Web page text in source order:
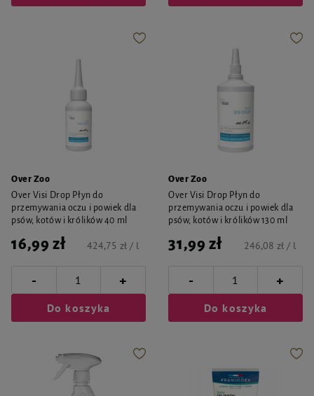
Over Zoo
Over Visi Drop Płyn do
przemywania oczu i powiek dla
psów, kotów i królików 40 ml
16,99 zł 424,75 zł / l
- +
Do koszyka
Over Zoo
Over Visi Drop Płyn do
przemywania oczu i powiek dla
psów, kotów i królików 130 ml
31,99 zł 246,08 zł / l
- +
Do koszyka